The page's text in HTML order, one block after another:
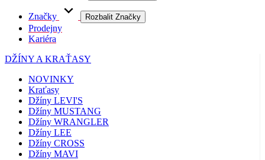
Značky Rozbalit Značky
Prodejny
Kariéra
DŽÍNY A KRAŤASY
NOVINKY
Kraťasy
Džíny LEVI'S
Džíny MUSTANG
Džíny WRANGLER
Džíny LEE
Džíny CROSS
Džíny MAVI